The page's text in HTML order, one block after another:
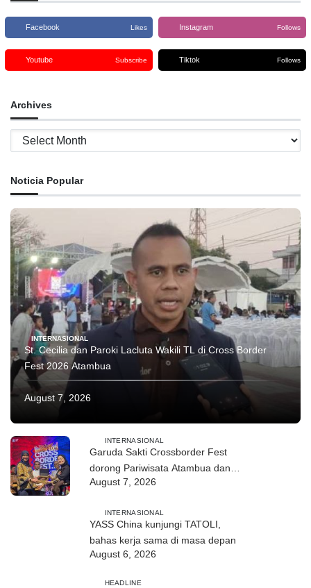
Facebook Likes Instagram Follows
Youtube Subscribe Tiktok Follows
Archives
Archives
Noticia Popular
INTERNASIONAL
St. Cecilia dan Paroki Lacluta Wakili TL di Cross Border
August 7, 2026
INTERNASIONAL
Garuda Sakti Crossborder Fest
dorong Pariwisata Atambua dan
August 7, 2026
INTERNASIONAL
YASS China kunjungi TATOLI,
bahas kerja sama di masa depan
August 6, 2026
HEADLINE